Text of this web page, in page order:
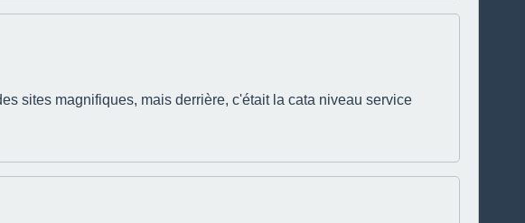
sites magnifiques, mais derrière, c'était la cata niveau service